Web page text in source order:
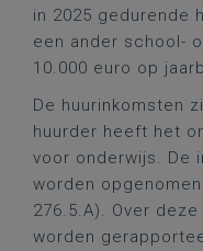
in 2025 gedurende
een ander school-
10.000 euro op
De huurinkomsten
huurder heeft het
voor onderwijs. De
worden
276.5.A). Over
worden